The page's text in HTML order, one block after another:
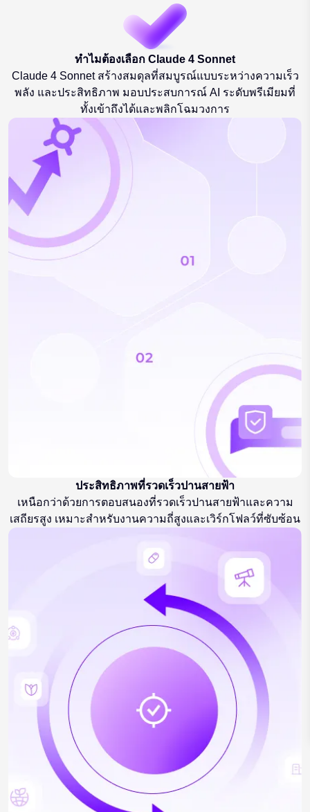
ทำไมต้องเลือก Claude 4 Sonnet
Claude 4 Sonnet สร้างสมดุลที่สมบูรณ์แบบระหว่างความเร็ว
พลัง และประสิทธิภาพ มอบประสบการณ์ AI ระดับพรีเมียมที่
ทั้งเข้าถึงได้และพลิกโฉมวงการ
ประสิทธิภาพที่รวดเร็วปานสายฟ้า
เหนือกว่าด้วยการตอบสนองที่รวดเร็วปานสายฟ้าและความ
เสถียรสูง เหมาะสำหรับงานความถี่สูงและเวิร์กโฟลว์ที่ซับซ้อน